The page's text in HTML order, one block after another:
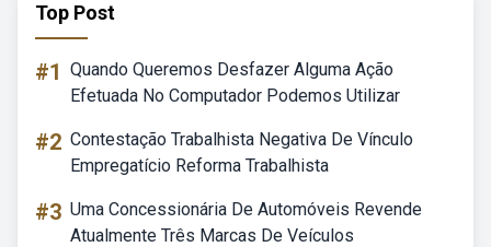
Top Post
#1 Quando Queremos Desfazer Alguma Ação
Efetuada No Computador Podemos Utilizar
#2 Contestação Trabalhista Negativa De Vínculo
Empregatício Reforma Trabalhista
#3 Uma Concessionária De Automóveis Revende
Atualmente Três Marcas De Veículos